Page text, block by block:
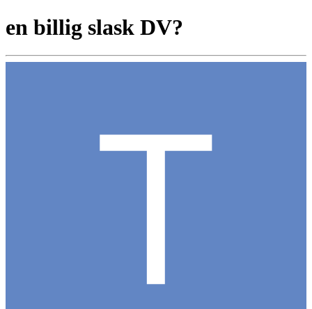
en billig slask DV?